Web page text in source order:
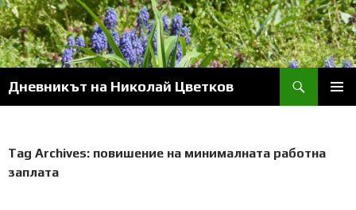
Skip
to
content
Дневникът на Николай Цветков
Tag Archives: повишение на минималната работна
заплата